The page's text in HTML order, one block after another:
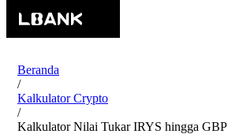
Beranda
/
Kalkulator Crypto
/
Kalkulator Nilai Tukar IRYS hingga GBP